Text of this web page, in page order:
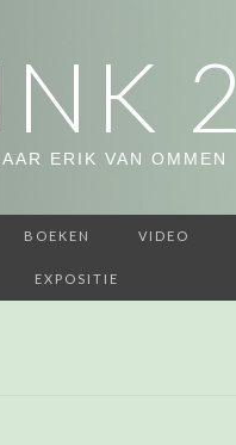
2
ERIK VAN OMMEN
BOEKEN VIDEO
EXPOSITIE